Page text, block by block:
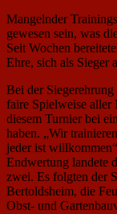
Mangelnder
gewesen sein, was
Seit Wochen
Ehre, sich als Sieger
Bei der
faire Spielweise aller
diesem Turnier bei
haben. „Wir
jeder ist
Endwertung landete
zwei. Es folgten der
Bertoldsheim, die
Obst- und